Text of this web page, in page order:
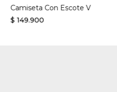
causar daño irreversible.
Lavar separadamente.
Camiseta Con Escote V
$ 149.900